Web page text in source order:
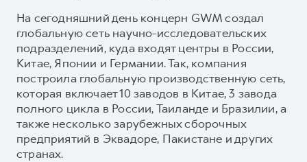
На сегодняшний день концерн GWM создал
глобальную сеть научно-исследовательских
подразделений, куда входят центры в России,
Китае, Японии и Германии. Так, компания
построила глобальную производственную сеть,
которая включает 10 заводов в Китае, 3 завода
полного цикла в России, Таиланде и Бразилии, а
также несколько зарубежных сборочных
предприятий в Эквадоре, Пакистане и других
странах.